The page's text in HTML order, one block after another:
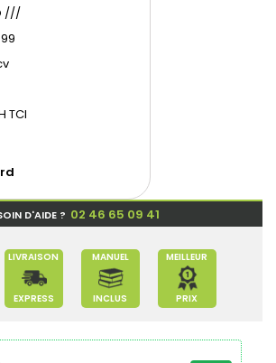
///
TCI
D'AIDE ? 02 46 65 09 41
LIVRAISON
EXPRESS
MANUEL
INCLUS
MEILLEUR
PRIX